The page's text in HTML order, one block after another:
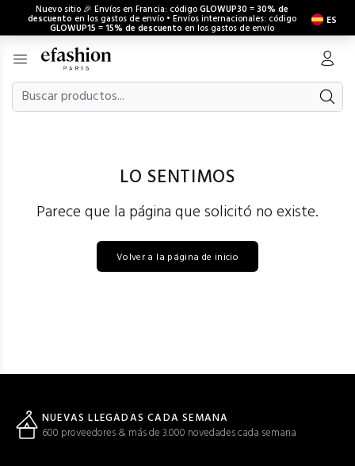
Nuevo sitio 🎉 Envíos en Francia: códigoGLOWUP30 =30% de
descuento en los gastos de envío • Envíos internacionales: código
GLOWUP15 =15% de descuento en los gastos de envío ES
LO SENTIMOS
Parece que la página que solicitó no existe.
Volver a la página de inicio
NUEVAS LLEGADAS CADA SEMANA
600 proveedores & más de 3.000 novedades cada semana